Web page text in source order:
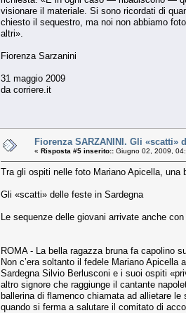
visionare il materiale. Si sono ricordati di
chiesto il sequestro, ma noi non abbiamo
altri».
Fiorenza Sarzanini
31 maggio 2009
da corriere.it
Fiorenza SARZANINI. Gli «scatti»
« Risposta #5 inserito:: Giugno 02, 2009,
Tra gli ospiti nelle foto Mariano Apicella, una
Gli «scatti» delle feste in Sardegna
Le sequenze delle giovani arrivate anche
ROMA - La bella ragazza bruna fa capolino
Non c’era soltanto il fedele Mariano Api­cella
Sardegna Silvio Berlusconi e i suoi ospiti
altro signore che raggiunge il cantante
balleri­na di flamenco chiamata ad allietare
quando si ferma a salutare il comitato di